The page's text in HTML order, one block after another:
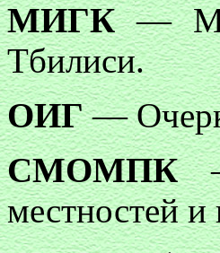
МИГК—
Тбилиси.
ОИГ—
СМОМПК—
местностей